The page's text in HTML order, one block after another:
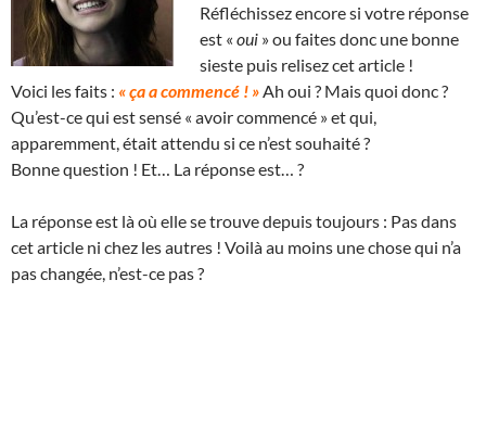
Réfléchissez encore si votre réponse
est « oui » ou faites donc une bonne
sieste puis relisez cet article !
Voici les faits : « ça a commencé ! » Ah oui ? Mais quoi donc ?
Qu’est-ce qui est sensé « avoir commencé » et qui,
apparemment, était attendu si ce n’est souhaité ?
Bonne question ! Et… La réponse est… ?
La réponse est là où elle se trouve depuis toujours : Pas dans
cet article ni chez les autres ! Voilà au moins une chose qui n’a
pas changée, n’est-ce pas ?